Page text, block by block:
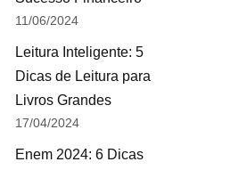
11/06/2024
Leitura Inteligente: 5
Dicas de Leitura para
Livros Grandes
17/04/2024
Enem 2024: 6 Dicas